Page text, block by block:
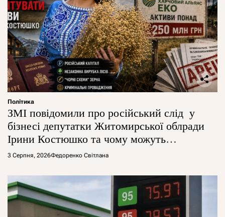
Політика
ЗМІ повідомили про російський слід у
бізнесі депутатки Житомирської облради
Ірини Костюшко та чому можуть
арештувати її активи
3 Серпня, 2026Федоренко Світлана